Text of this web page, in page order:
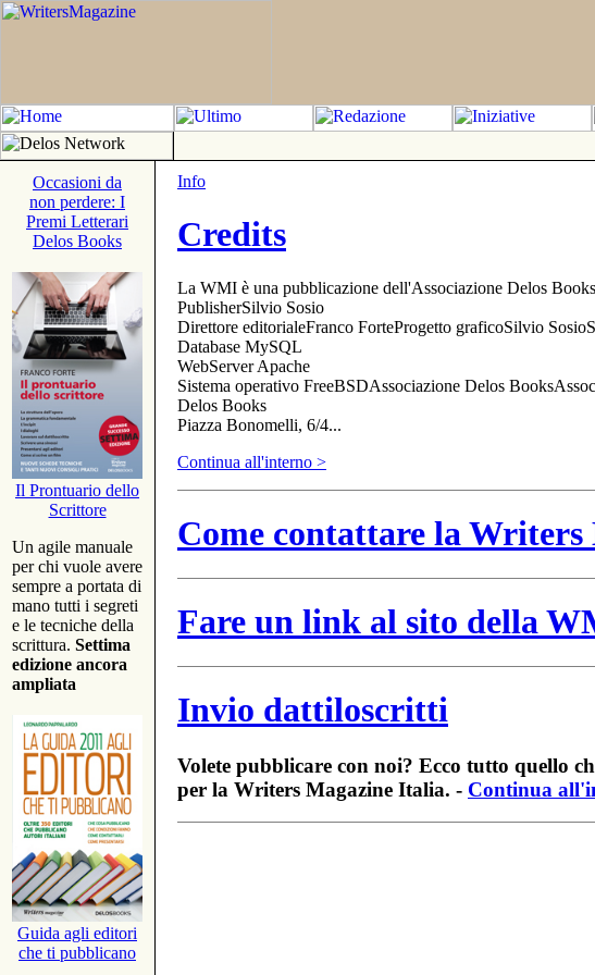
Occasioni da
non perdere: I
Premi Letterari
Delos Books
Il Prontuario dello
Scrittore
Un agile manuale
per chi vuole avere
sempre a portata di
mano tutti i segreti
e le tecniche della
scrittura. Settima
edizione ancora
ampliata
Guida agli editori
che ti pubblicano
Info
Credits
La WMI è una pubblicazione dell'Associazione Delos
PublisherSilvio Sosio
Direttore editorialeFranco ForteProgetto graficoSilvio
Database MySQL
WebServer Apache
Sistema operativo FreeBSDAssociazione Delos
Delos Books
Piazza Bonomelli, 6/4...
Continua all'interno >
Come contattare la
Fare un link al sito della
Invio dattiloscritti
Volete pubblicare con noi? Ecco tutto quello
per la Writers Magazine Italia. - Continua